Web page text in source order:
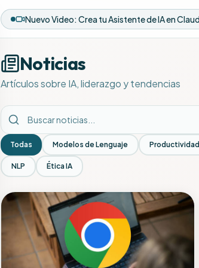
Noticias
Artículos sobre IA, liderazgo y tendencias
Todas Modelos de Lenguaje Productividad
NLP Ética IA